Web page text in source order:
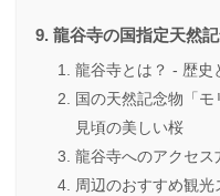
龍谷寺の国指定天然
龍谷寺とは？ - 歴史
国の天然記念物「
見頃の美しい桜
龍谷寺へのアクセス
周辺のおすすめ観光